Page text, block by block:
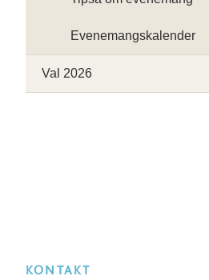
Evenemangskalender
Val 2026
KONTAKT